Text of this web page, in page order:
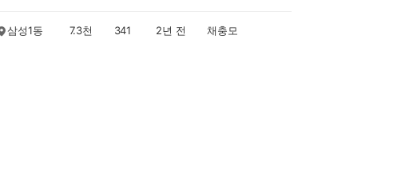
삼성1동 7.3천 341 2년 전 채충모